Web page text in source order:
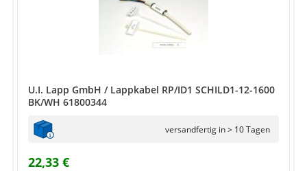
U.I. Lapp GmbH / Lappkabel RP/ID1 SCHILD1-12-1600
BK/WH 61800344
versandfertig in > 10 Tagen
22,33 €